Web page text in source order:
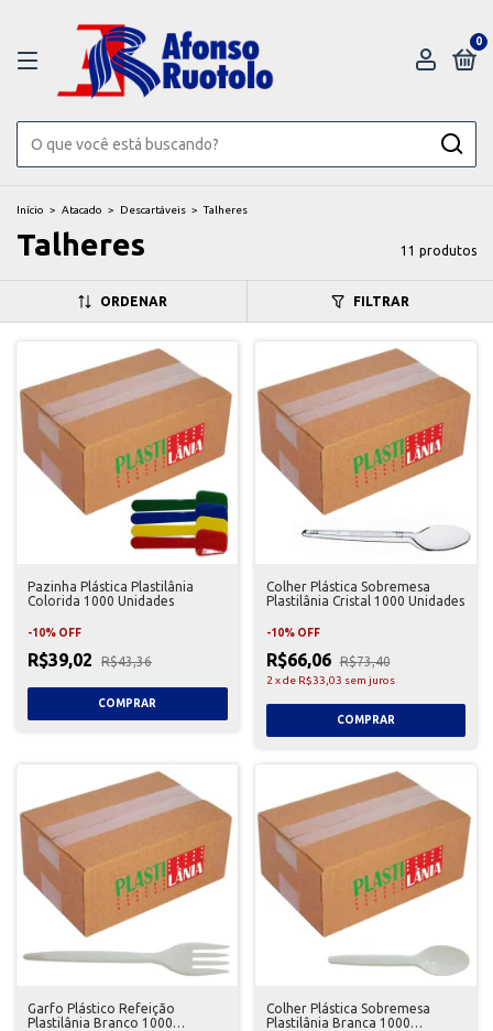
0
Início > Atacado > Descartáveis > Talheres
Talheres 11 produtos
ORDENAR FILTRAR
Pazinha Plástica Plastilânia
Colorida 1000 Unidades
-10% OFF
R$39,02 R$43,36
Colher Plástica Sobremesa
Plastilânia Cristal 1000 Unidades
-10% OFF
R$66,06 R$73,40
2 xde R$33,03 sem juros
Garfo Plástico Refeição
Plastilânia Branco 1000
Colher Plástica Sobremesa
Plastilânia Branca 1000